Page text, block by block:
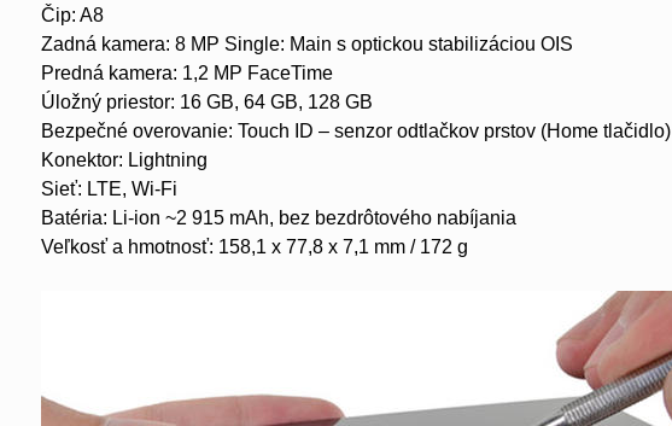
Čip: A8
Zadná kamera: 8 MP Single: Main s optickou stabilizáciou OIS
Predná kamera: 1,2 MP FaceTime
Úložný priestor: 16 GB, 64 GB, 128 GB
Bezpečné overovanie: Touch ID – senzor odtlačkov prstov (Home tlačidlo)
Konektor: Lightning
Sieť: LTE, Wi-Fi
Batéria: Li-ion ~2 915 mAh, bez bezdrôtového nabíjania
Veľkosť a hmotnosť: 158,1 x 77,8 x 7,1 mm / 172 g